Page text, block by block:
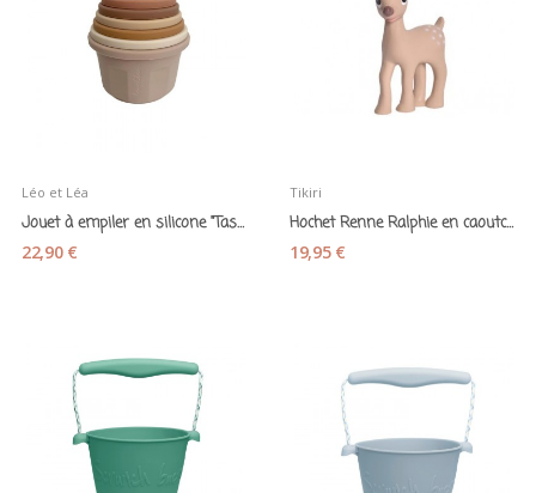
Léo et Léa
Jouet à empiler en silicone "Tasses tons...
22,90 €
Tikiri
Hochet Renne Ralphie en caoutchouc naturel -...
19,95 €